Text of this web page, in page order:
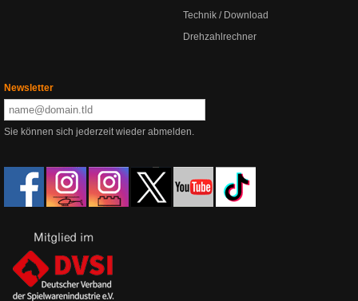
Technik / Download
Drehzahlrechner
Newsletter
Sie können sich jederzeit wieder abmelden.